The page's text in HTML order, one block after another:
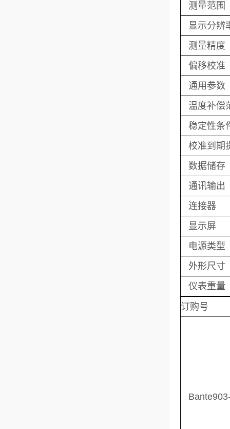
测量范围
显示分辨
测量精度
偏移校准
通用参数
温度补偿
稳定性条
校准到期
数据储存
通讯输出
连接器
显示屏
电源类型
外形尺寸
仪表重量
订购号